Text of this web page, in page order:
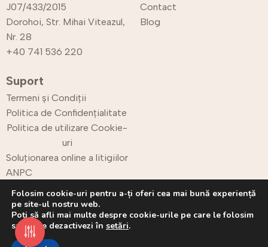
J07/433/2015
Dorohoi, Str. Mihai Viteazul,
Nr. 28
+40 741 536 220
Contact
Blog
Suport
Termeni și Condiții
Politica de Confidențialitate
Politica de utilizare Cookie-
uri
Soluționarea online a litigiilor
ANPC
Retur
Folosim cookie-uri pentru a-ți oferi cea mai bună experiență
pe site-ul nostru web.
Poți să afli mai multe despre cookie-urile pe care le folosim
sau să le dezactivezi în setări.